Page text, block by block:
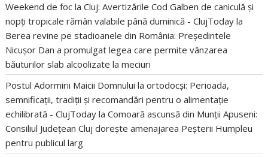
Weekend de foc la Cluj: Avertizările Cod Galben de caniculă și
nopți tropicale rămân valabile până duminică - ClujToday la
Berea revine pe stadioanele din România: Președintele
Nicușor Dan a promulgat legea care permite vânzarea
băuturilor slab alcoolizate la meciuri
Postul Adormirii Maicii Domnului la ortodocși: Perioada,
semnificații, tradiții și recomandări pentru o alimentație
echilibrată - ClujToday laComoară ascunsă din Munții Apuseni:
Consiliul Județean Cluj dorește amenajarea Peșterii Humpleu
pentru publicul larg